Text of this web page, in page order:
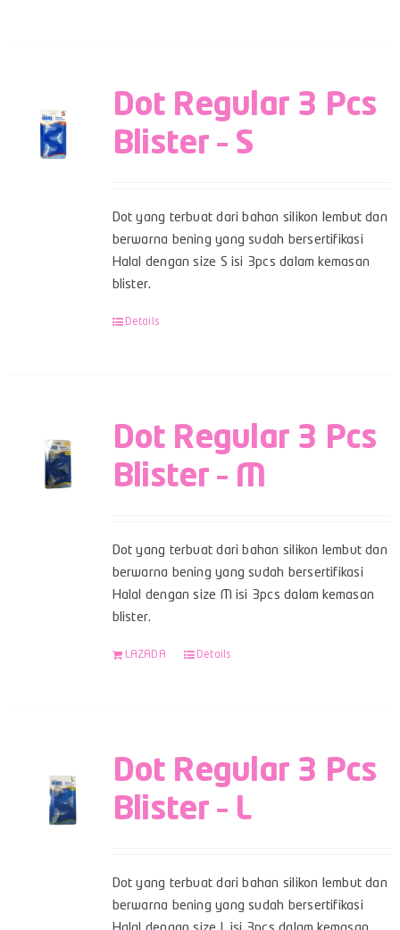
Dot Regular 3 Pcs
Blister – S
Dot yang terbuat dari bahan silikon lembut dan
berwarna bening yang sudah bersertifikasi
Halal dengan size S isi 3pcs dalam kemasan
blister.
Details
Dot Regular 3 Pcs
Blister – M
Dot yang terbuat dari bahan silikon lembut dan
berwarna bening yang sudah bersertifikasi
Halal dengan size M isi 3pcs dalam kemasan
blister.
LAZADA Details
Dot Regular 3 Pcs
Blister – L
Dot yang terbuat dari bahan silikon lembut dan
berwarna bening yang sudah bersertifikasi